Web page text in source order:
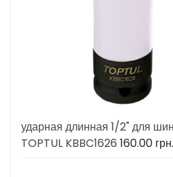
ударная длинная 1/2" для
TOPTUL KBBC1626 160.00 грн.